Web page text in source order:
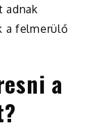
adnak
a felmerülő
a